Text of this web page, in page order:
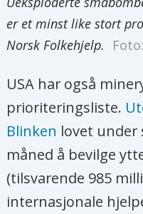
er et minst like stort
Norsk Folkehjelp.
USA har også
prioriteringsliste.
Blinken lovet under
måned å bevilge
(tilsvarende 985
internasjonale